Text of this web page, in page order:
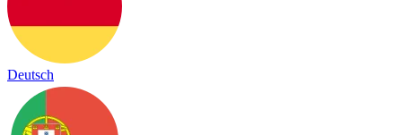
Deutsch